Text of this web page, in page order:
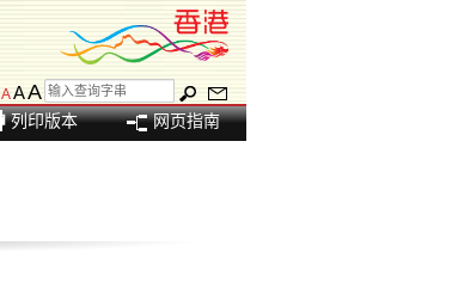
AAA
列印版本 网页指南